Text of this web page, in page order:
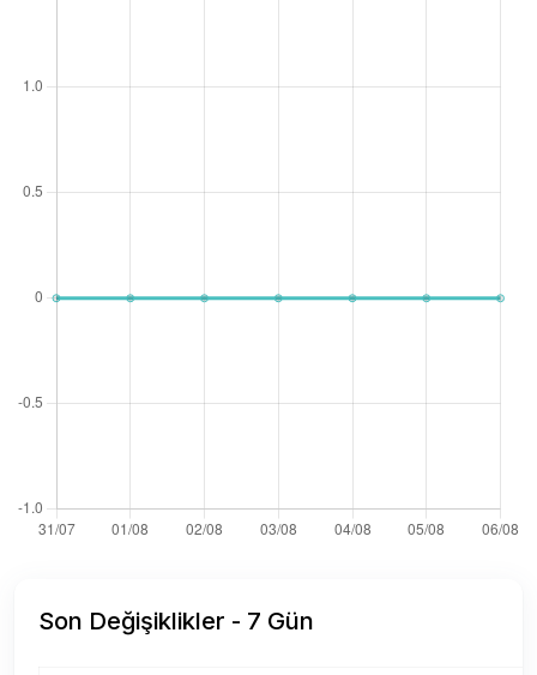
Son Değişiklikler - 7 Gün